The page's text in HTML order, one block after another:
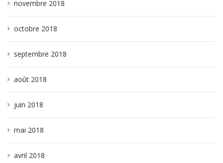
novembre 2018
octobre 2018
septembre 2018
août 2018
juin 2018
mai 2018
avril 2018